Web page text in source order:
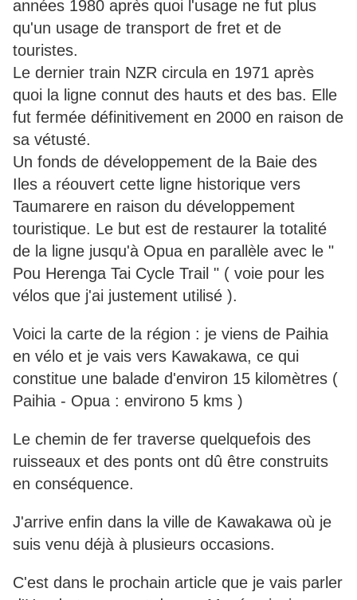
années 1980 après quoi l'usage ne fut plus
qu'un usage de transport de fret et de
touristes.
Le dernier train NZR circula en 1971 après
quoi la ligne connut des hauts et des bas. Elle
fut fermée définitivement en 2000 en raison de
sa vétusté.
Un fonds de développement de la Baie des
Iles a réouvert cette ligne historique vers
Taumarere en raison du développement
touristique. Le but est de restaurer la totalité
de la ligne jusqu'à Opua en parallèle avec le "
Pou Herenga Tai Cycle Trail " ( voie pour les
vélos que j'ai justement utilisé ).
Voici la carte de la région : je viens de Paihia
en vélo et je vais vers Kawakawa, ce qui
constitue une balade d'environ 15 kilomètres (
Paihia - Opua : environo 5 kms )
Le chemin de fer traverse quelquefois des
ruisseaux et des ponts ont dû être construits
en conséquence.
J'arrive enfin dans la ville de Kawakawa où je
suis venu déjà à plusieurs occasions.
C'est dans le prochain article que je vais parler